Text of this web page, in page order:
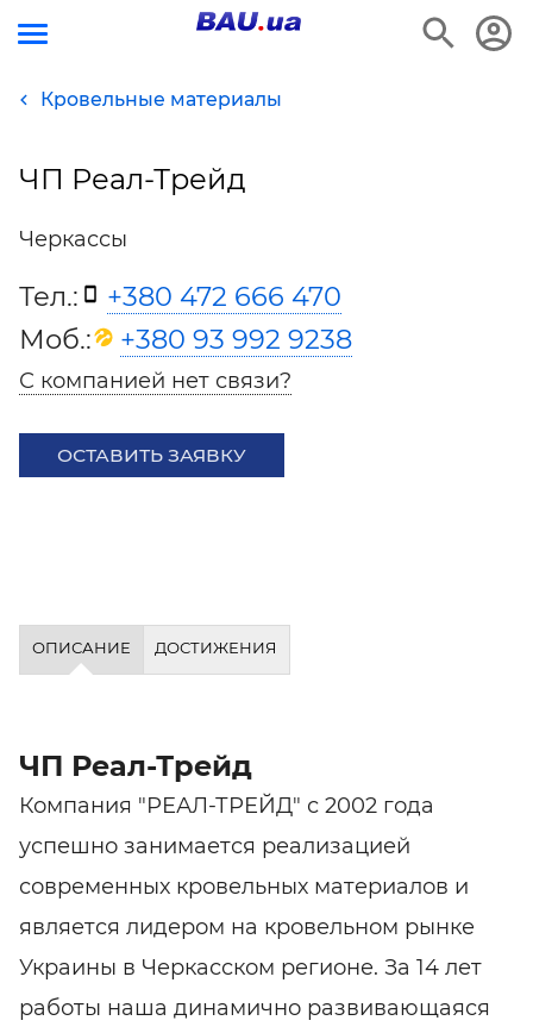
Кровельные материалы
ЧП Реал-Трейд
Черкассы
Тел.:
+380 472 666 470
Моб.:
+380 93 992 9238
С компанией нет связи?
ОСТАВИТЬ ЗАЯВКУ
ОПИСАНИЕ ДОСТИЖЕНИЯ
ЧП Реал-Трейд
Компания "РЕАЛ-ТРЕЙД" с 2002 года
успешно занимается реализацией
современных кровельных материалов и
является лидером на кровельном рынке
Украины в Черкасском регионе. За 14 лет
работы наша динамично развивающаяся